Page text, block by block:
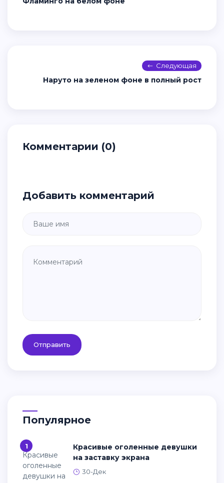
Следующая
Наруто на зеленом фоне в полный рост
Комментарии (0)
Добавить комментарий
Отправить
Популярное
1
Красивые оголенные девушки
на заставку экрана
30-Дек